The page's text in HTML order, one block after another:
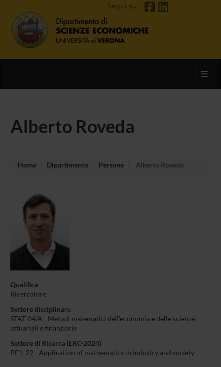
Segui su
Alberto Roveda
Home Dipartimento Persone Alberto Roveda
Qualifica
Ricercatore
Settore disciplinare
STAT-04/A - Metodi matematici dell'economia e delle scienze
attuariali e finanziarie
Settore di Ricerca (ERC-2024)
PE1_22 - Application of mathematics in industry and society